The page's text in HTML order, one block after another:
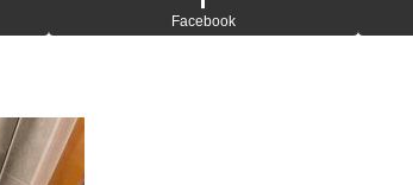
Facebook